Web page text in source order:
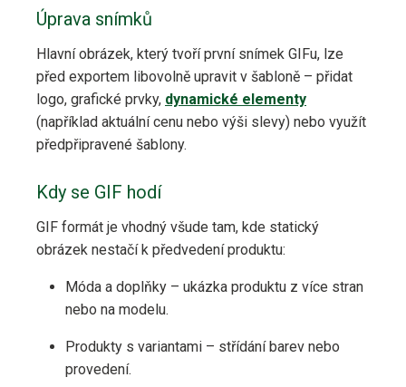
Úprava snímků
Hlavní obrázek, který tvoří první snímek GIFu, lze
před exportem libovolně upravit v šabloně – přidat
logo, grafické prvky, dynamické elementy
(například aktuální cenu nebo výši slevy) nebo využít
předpřipravené šablony.
Kdy se GIF hodí
GIF formát je vhodný všude tam, kde statický
obrázek nestačí k předvedení produktu:
Móda a doplňky – ukázka produktu z více stran
nebo na modelu.
Produkty s variantami – střídání barev nebo
provedení.